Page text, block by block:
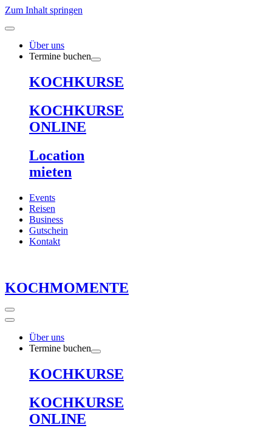
Zum Inhalt springen
Über uns
Termine buchen
KOCHKURSE
KOCHKURSE
ONLINE
Location
mieten
Events
Reisen
Business
Gutschein
Kontakt
KOCHMOMENTE
Über uns
Termine buchen
KOCHKURSE
KOCHKURSE
ONLINE